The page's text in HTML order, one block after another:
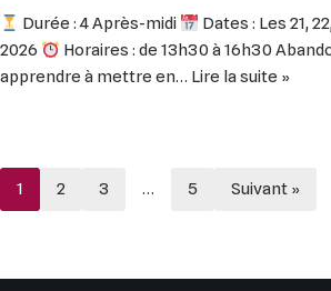
Durée : 4 Après-midi
Dates : Les 21,
2026
Horaires : de 13h30 à 16h30
apprendre à mettre en… Lire la suite »
1 2 3 … 5 Suivant »